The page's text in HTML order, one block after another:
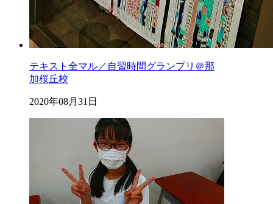
テキスト全マル／自習時間グランプリ＠那
加桜丘校
2020年08月31日